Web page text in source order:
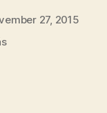
27, 2015
a(z)